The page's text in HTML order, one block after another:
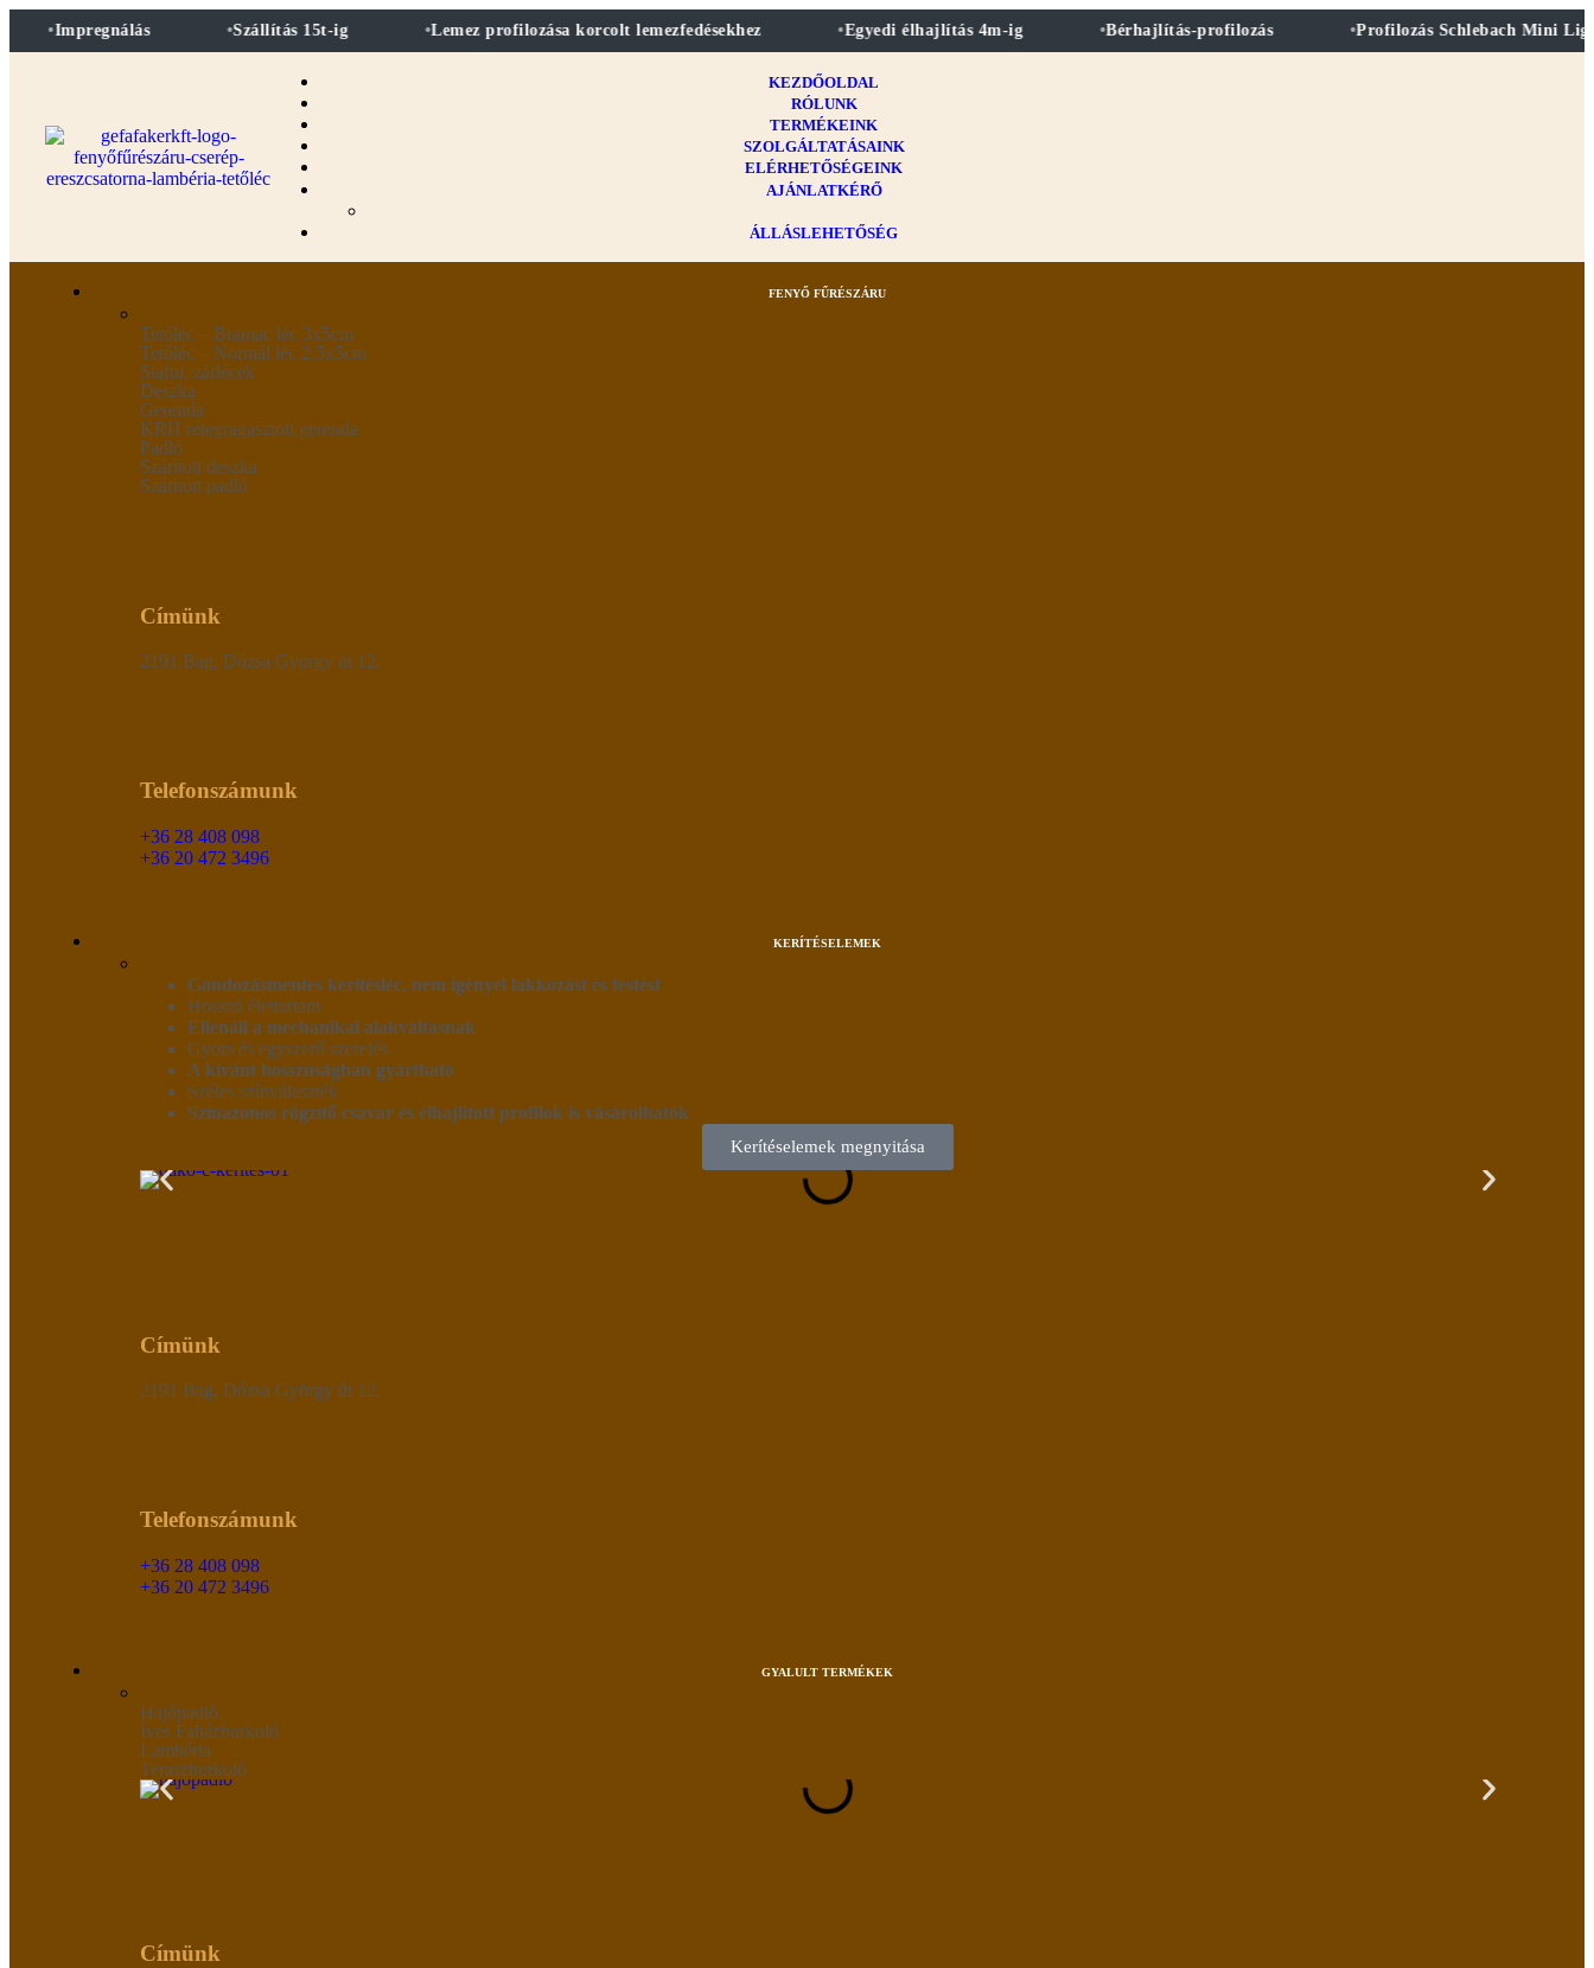
Impregnálás Szállítás 15t-ig Lemez profilozása korcolt lemezfedésekhez Egyedi élhajlítás 4m-ig Bérhajlítás-profilozás Profilozás Schlebach Mini Light
KEZDŐOLDAL
RÓLUNK
TERMÉKEINK
SZOLGÁLTATÁSAINK
ELÉRHETŐSÉGEINK
AJÁNLATKÉRŐ
ÁLLÁSLEHETŐSÉG
FENYŐ FŰRÉSZÁRU
Tetőléc – Bramac léc 3x5cm
Tetőléc – Normál léc 2,5x5cm
Stafni, zárlécek
Deszka
Gerenda
KRH rétegragasztott gerenda
Padló
Szárított deszka
Szárított padló
Címünk
2191 Bag, Dózsa György út 12.
Telefonszámunk
+36 28 408 098
+36 20 472 3496
KERÍTÉSELEMEK
Gondozásmentes kerítésléc, nem igényel lakkozást és festést
Hosszú élettartam
Ellenáll a mechanikai alakváltásnak
Gyors és egyszerű szerelés
A kívánt hosszúságban gyártható
Széles színválaszték
Színazonos rögzítő csavar és élhajlított profilok is vásárolhatók
Kerítéselemek megnyitása
Címünk
2191 Bag, Dózsa György út 12.
Telefonszámunk
+36 28 408 098
+36 20 472 3496
GYALULT TERMÉKEK
Hajópadló
Íves Faházburkoló
Lambéria
Teraszburkoló
Címünk